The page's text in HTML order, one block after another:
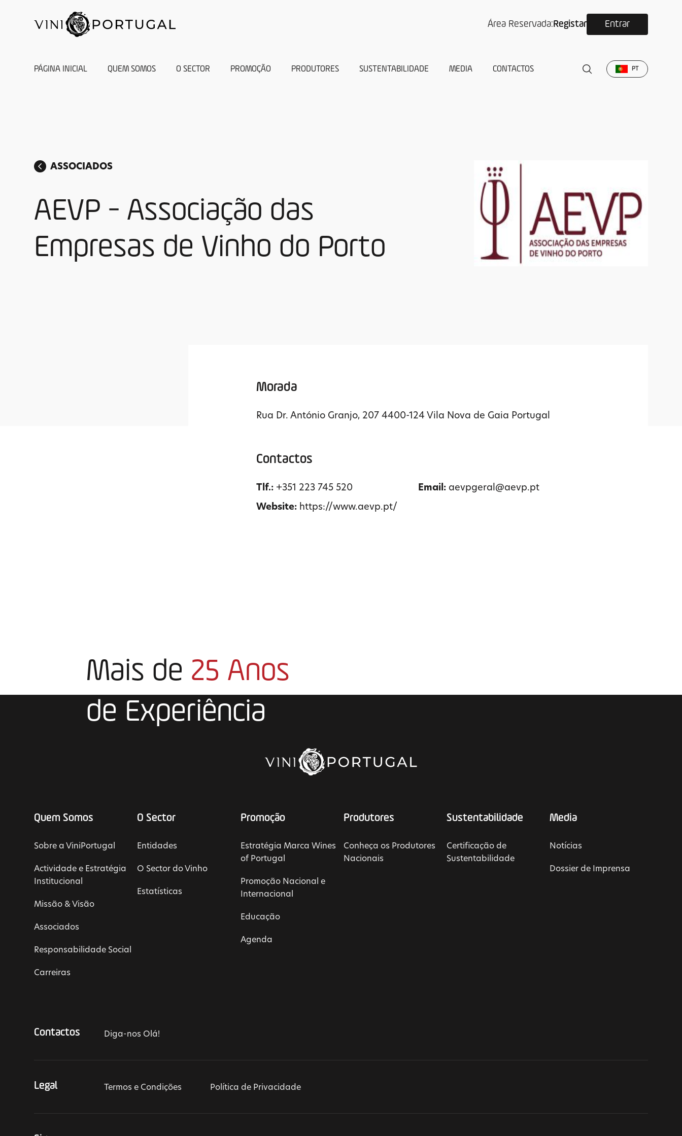
ASSOCIADOS
AEVP - Associação das
Empresas de Vinho do Porto
Morada
Rua Dr. António Granjo, 207 4400-124 Vila Nova de Gaia Portugal
Contactos
Tlf.:+351 223 745 520
Website: https://www.aevp.pt/
Email: aevpgeral@aevp.pt
Área Reservada: Registar Entrar
PÁGINA INICIAL QUEM SOMOS O SECTOR PROMOÇÃO PRODUTORES SUSTENTABILIDADE MEDIA CONTACTOS PT
Mais de 25 Anos
de Experiência
Quem Somos
Sobre a ViniPortugal
Actividade e Estratégia
Institucional
Missão & Visão
Associados
Responsabilidade Social
Carreiras
O Sector
Entidades
O Sector do Vinho
Estatísticas
Promoção
Estratégia Marca Wines
of Portugal
Promoção Nacional e
Internacional
Educação
Agenda
Produtores
Conheça os Produtores
Nacionais
Sustentabilidade
Certificação de
Sustentabilidade
Media
Notícias
Dossier de Imprensa
Contactos Diga-nos Olá!
Legal Termos e Condições Política de Privacidade